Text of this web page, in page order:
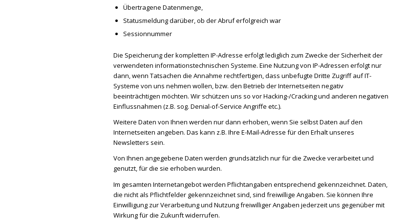
Übertragene Datenmenge,
Statusmeldung darüber, ob der Abruf erfolgreich war
Sessionnummer
Die Speicherung der kompletten IP-Adresse erfolgt lediglich zum Zwecke der Sicherheit der
verwendeten informationstechnischen Systeme. Eine Nutzung von IP-Adressen erfolgt nur
dann, wenn Tatsachen die Annahme rechtfertigen, dass unbefugte Dritte Zugriff auf IT-
Systeme von uns nehmen wollen, bzw. den Betrieb der Internetseiten negativ
beeinträchtigen möchten. Wir schützen uns so vor Hacking-/Cracking und anderen negativen
Einflussnahmen (z.B. sog. Denial-of-Service Angriffe etc.).
Weitere Daten von Ihnen werden nur dann erhoben, wenn Sie selbst Daten auf den
Internetseiten angeben. Das kann z.B. Ihre E-Mail-Adresse für den Erhalt unseres
Newsletters sein.
Von Ihnen angegebene Daten werden grundsätzlich nur für die Zwecke verarbeitet und
genutzt, für die sie erhoben wurden.
Im gesamten Internetangebot werden Pflichtangaben entsprechend gekennzeichnet. Daten,
die nicht als Pflichtfelder gekennzeichnet sind, sind freiwillige Angaben. Sie können Ihre
Einwilligung zur Verarbeitung und Nutzung freiwilliger Angaben jederzeit uns gegenüber mit
Wirkung für die Zukunft widerrufen.